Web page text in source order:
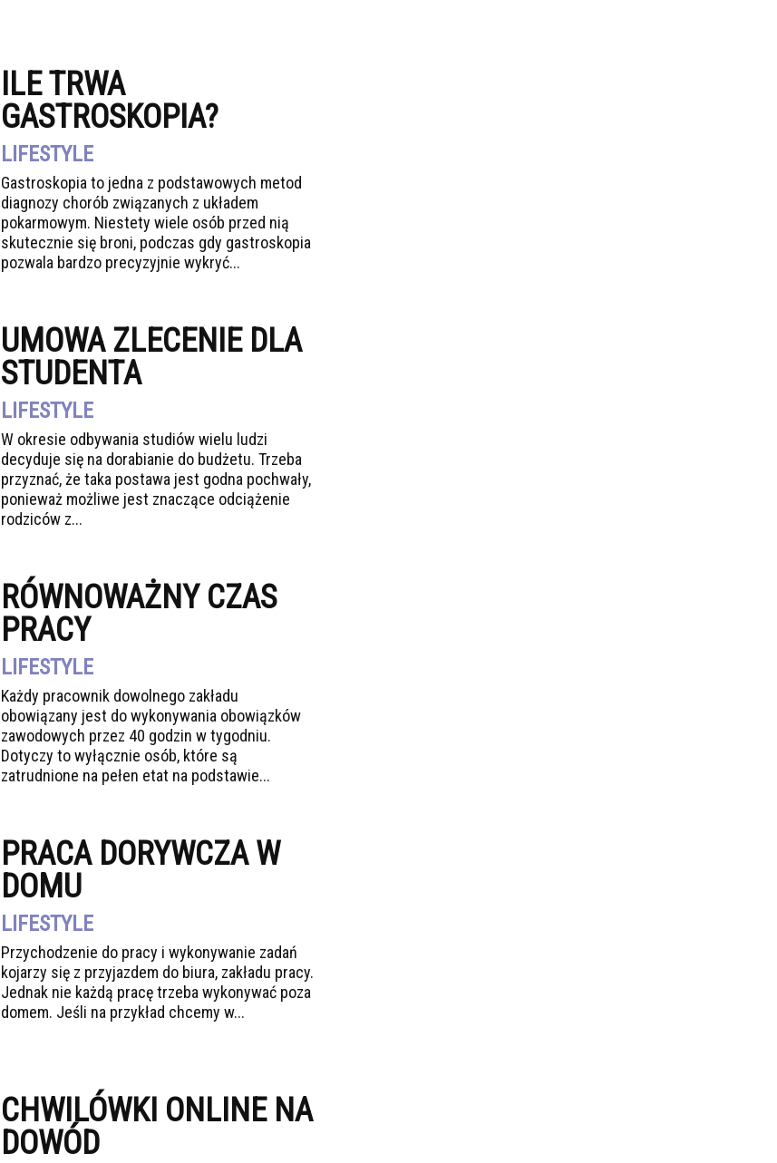
ILE TRWA
GASTROSKOPIA?
LIFESTYLE
Gastroskopia to jedna z podstawowych metod
diagnozy chorób związanych z układem
pokarmowym. Niestety wiele osób przed nią
skutecznie się broni, podczas gdy gastroskopia
pozwala bardzo precyzyjnie wykryć...
UMOWA ZLECENIE DLA
STUDENTA
LIFESTYLE
W okresie odbywania studiów wielu ludzi
decyduje się na dorabianie do budżetu. Trzeba
przyznać, że taka postawa jest godna pochwały,
ponieważ możliwe jest znaczące odciążenie
rodziców z...
RÓWNOWAŻNY CZAS
PRACY
LIFESTYLE
Każdy pracownik dowolnego zakładu
obowiązany jest do wykonywania obowiązków
zawodowych przez 40 godzin w tygodniu.
Dotyczy to wyłącznie osób, które są
zatrudnione na pełen etat na podstawie...
PRACA DORYWCZA W
DOMU
LIFESTYLE
Przychodzenie do pracy i wykonywanie zadań
kojarzy się z przyjazdem do biura, zakładu pracy.
Jednak nie każdą pracę trzeba wykonywać poza
domem. Jeśli na przykład chcemy w...
CHWILÓWKI ONLINE NA
DOWÓD